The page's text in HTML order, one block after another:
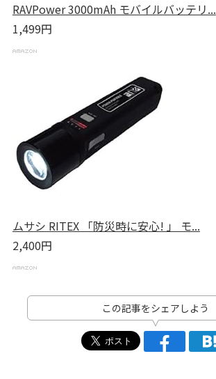
RAVPower 3000mAh モバイルバッテリ...
1,499円
ムサシ RITEX 「防災時に安心! 」 モ...
2,400円
この記事をシェアしよう